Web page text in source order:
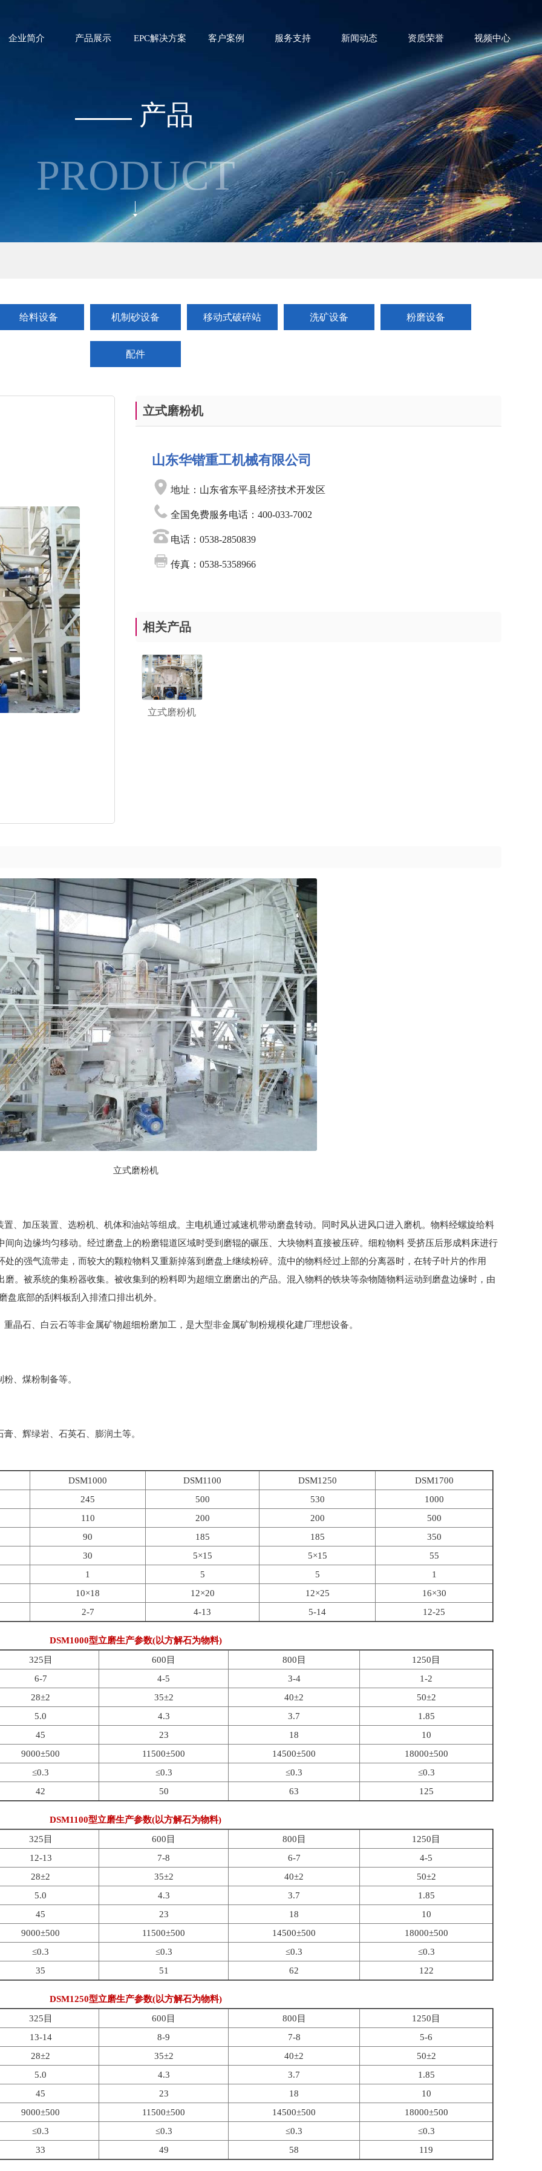
企业简介 产品展示 EPC解决方案 客户案例 服务支持 新闻动态 资质荣誉 视频中心
产品
PRODUCT
给料设备 机制砂设备 移动式破碎站 洗矿设备 粉磨设备
配件
立式磨粉机
山东华锴重工机械有限公司
地址：山东省东平县经济技术开发区
全国免费服务电话：400-033-7002
电话：0538-2850839
传真：0538-5358966
相关产品
立式磨粉机
立式磨粉机
加压装置、选粉机、机体和油站等组成。主电机通过减速机带动磨盘转动。同时风从进风口进入磨机。物料经螺旋给料
向边缘均匀移动。经过磨盘上的粉磨辊道区域时受到磨辊的碾压、大块物料直接被压碎。细粒物料 受挤压后形成料床进行
的强气流带走，而较大的颗粒物料又重新掉落到磨盘上继续粉碎。流中的物料经过上部的分离器时，在转子叶片的作用
。被系统的集粉器收集。被收集到的粉料即为超细立磨磨出的产品。混入物料的铁块等杂物随物料运动到磨盘边缘时，由
底部的刮料板刮入排渣口排出机外。
石、白云石等非金属矿物超细粉磨加工，是大型非金属矿制粉规模化建厂理想设备。
、煤粉制备等。
辉绿岩、石英石、膨润土等。
DSM1000 DSM1100 DSM1250
DSM1700
245
500 530
1000
110
200 200
500
90
185 185
350
30
5×15 5×15
55
1
5 5
1
10×18
12×20 12×25
16×30
2-7
4-13 5-14 12-25
DSM1000型立磨生产参数(以方解石为物料)
325目
600目 800目
1250目
6-7
4-5 3-4
1-2
28±2
35±2 40±2
50±2
5.0
4.3 3.7
1.85
45
23 18
10
9000±500
11500±500 14500±500
18000±500
≤0.3
≤0.3 ≤0.3
≤0.3
42
50 63 125
DSM1100型立磨生产参数(以方解石为物料)
325目
600目 800目
1250目
12-13
7-8 6-7
4-5
28±2
35±2 40±2
50±2
5.0
4.3 3.7
1.85
45
23 18
10
9000±500
11500±500 14500±500
18000±500
≤0.3
≤0.3 ≤0.3
≤0.3
35
51 62 122
DSM1250型立磨生产参数(以方解石为物料)
325目
600目 800目
1250目
13-14
8-9 7-8
5-6
28±2
35±2 40±2
50±2
5.0
4.3 3.7
1.85
45
23 18
10
9000±500
11500±500 14500±500
18000±500
≤0.3
≤0.3 ≤0.3
≤0.3
33
49 58 119